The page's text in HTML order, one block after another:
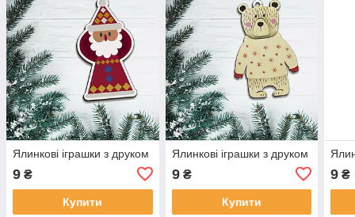
Ялинкові іграшки з друком
9 ₴
Купити
Ялинкові іграшки з друком
9₴
Купити
9 ₴